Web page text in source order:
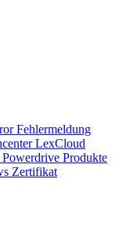
Fehlermeldung
LexCloud
Powerdrive Produkte
Zertifikat